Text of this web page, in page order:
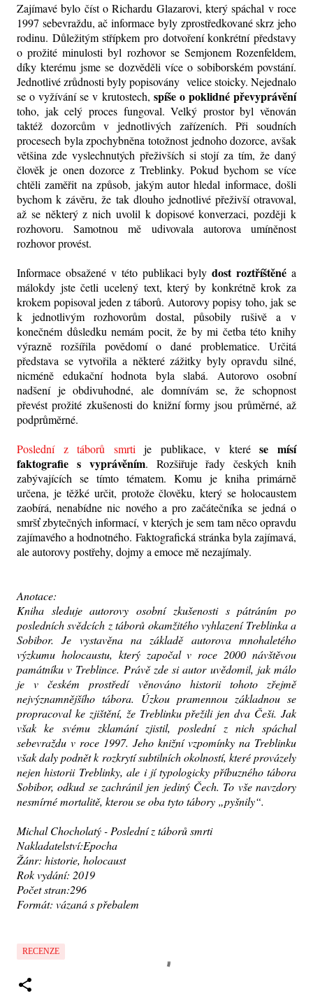
Zajímavé bylo číst o Richardu Glazarovi, který spáchal v roce
1997 sebevraždu, ač informace byly zprostředkované skrz jeho
rodinu. Důležitým střípkem pro dotvoření konkrétní představy
o prožité minulosti byl rozhovor se Semjonem Rozenfeldem,
díky kterému jsme se dozvěděli více o sobiborském povstání.
Jednotlivé zrůdnosti byly popisovány velice stoicky. Nejednalo
se o vyžívání se v krutostech, spíše o poklidné převyprávění
toho, jak celý proces fungoval. Velký prostor byl věnován
taktéž dozorcům v jednotlivých zařízeních. Při soudních
procesech byla zpochybněna totožnost jednoho dozorce, avšak
většina zde vyslechnutých přeživších si stojí za tím, že daný
člověk je onen dozorce z Treblinky. Pokud bychom se více
chtěli zaměřit na způsob, jakým autor hledal informace, došli
bychom k závěru, že tak dlouho jednotlivé přeživší otravoval,
až se některý z nich uvolil k dopisové konverzaci, později k
rozhovoru. Samotnou mě udivovala autorova umíněnost
rozhovor provést.
Informace obsažené v této publikaci bylydost roztříštěné a
málokdy jste četli ucelený text, který by konkrétně krok za
krokem popisoval jeden z táborů. Autorovy popisy toho, jak se
k jednotlivým rozhovorům dostal, působily rušivě a v
konečném důsledku nemám pocit, že by mi četba této knihy
výrazně rozšířila povědomí o dané problematice. Určitá
představa se vytvořila a některé zážitky byly opravdu silné,
nicméně edukační hodnota byla slabá. Autorovo osobní
nadšení je obdivuhodné, ale domnívám se, že schopnost
převést prožité zkušenosti do knižní formy jsou průměrné, až
podprůměrné.
Poslední z táborů smrti
je publikace, v kterése mísí
faktografie s vyprávěním. Rozšiřuje řady českých knih
zabývajících se tímto tématem. Komu je kniha primárně
určena, je těžké určit, protože člověku, který se holocaustem
zaobírá, nenabídne nic nového a pro začátečníka se jedná o
smršť zbytečných informací, v kterých je sem tam něco opravdu
zajímavého a hodnotného. Faktografická stránka byla zajímavá,
ale autorovy postřehy, dojmy a emoce mě nezajímaly.
Anotace:
Kniha sleduje autorovy osobní zkušenosti s pátráním po
posledních svědcích z táborů okamžitého vyhlazení Treblinka a
Sobibor. Je vystavěna na základě autorova mnohaletého
výzkumu holocaustu, který započal v roce 2000 návštěvou
památníku v Treblince. Právě zde si autor uvědomil, jak málo
je v českém prostředí věnováno historii tohoto zřejmě
nejvýznamnějšího tábora. Úzkou pramennou základnou se
propracoval ke zjištění, že Treblinku přežili jen dva Češi. Jak
však ke svému zklamání zjistil, poslední z nich spáchal
sebevraždu v roce 1997. Jeho knižní vzpomínky na Treblinku
však daly podnět k rozkrytí subtilních okolností, které provázely
nejen historii Treblinky, ale i jí typologicky příbuzného tábora
Sobibor, odkud se zachránil jen jediný Čech. To vše navzdory
nesmírné mortalitě, kterou se oba tyto tábory „pyšnily“.
Michal Chocholatý - Poslední z táborů smrti
Nakladatelství:Epocha
Žánr: historie, holocaust
Rok vydání: 2019
Počet stran:296
Formát: vázaná s přebalem
RECENZE